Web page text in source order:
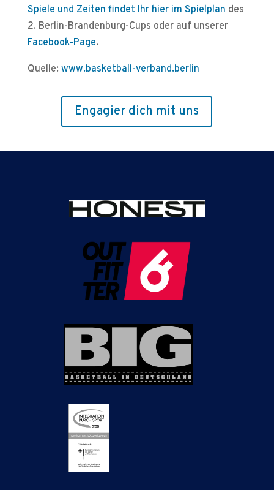
Spiele und Zeiten findet Ihr hier im Spielplan des
2. Berlin-Brandenburg-Cups oder auf unserer
Facebook-Page.
Quelle: www.basketball-verband.berlin
Engagier dich mit uns